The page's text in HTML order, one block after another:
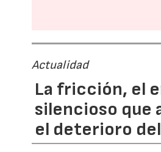
Actualidad
La fricción, el
silencioso que
el deterioro